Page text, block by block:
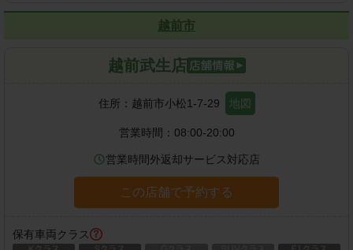
越前市
越前武生店
住所： 越前市小松1-7-29 地図
営業時間： 08:00-20:00
営業時間外返却サービス対応店
この店舗で予約する
保有車両クラス